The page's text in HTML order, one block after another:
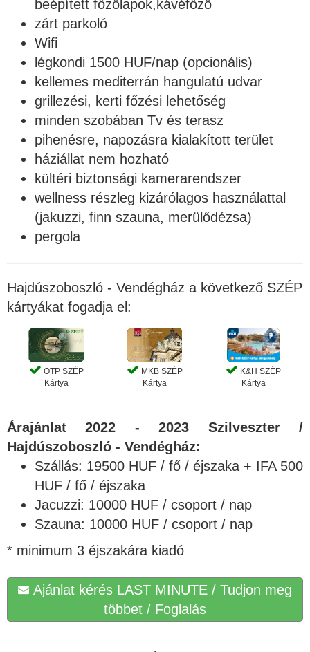
beépített főzőlapok,kávéfőző
zárt parkoló
Wifi
légkondi 1500 HUF/nap (opcionális)
kellemes mediterrán hangulatú udvar
grillezési, kerti főzési lehetőség
minden szobában Tv és terasz
pihenésre, napozásra kialakított terület
háziállat nem hozható
kültéri biztonsági kamerarendszer
wellness részleg kizárólagos használattal
(jakuzzi, finn szauna, merülődézsa)
pergola
Hajdúszoboszló - Vendégház a következő SZÉP
kártyákat fogadja el:
OTP SZÉP
Kártya
MKB SZÉP
Kártya
K&H SZÉP
Kártya
Árajánlat 2022 - 2023 Szilveszter /
Hajdúszoboszló - Vendégház:
Szállás: 19500 HUF / fő / éjszaka + IFA 500
HUF / fő / éjszaka
Jacuzzi: 10000 HUF / csoport / nap
Szauna: 10000 HUF / csoport / nap
* minimum 3 éjszakára kiadó
Ajánlat kérés LAST MINUTE / Tudjon meg
többet / Foglalás